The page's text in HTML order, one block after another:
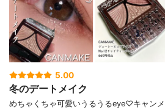
5.00
冬のデートメイク
めちゃくちゃ可愛いうるうるeye♡キャン